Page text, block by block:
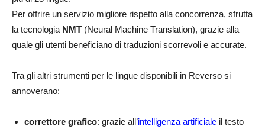
Per offrire un servizio migliore rispetto alla concorrenza, sfrutta
la tecnologia NMT (Neural Machine Translation), grazie alla
quale gli utenti beneficiano di traduzioni scorrevoli e accurate.
Tra gli altri strumenti per le lingue disponibili in Reverso si
annoverano:
correttore grafico: grazie all’intelligenza artificiale il testo